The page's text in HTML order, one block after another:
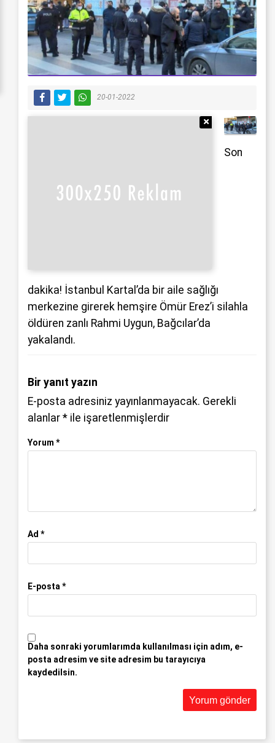
20-01-2022
Reklamı Gizle
Son
dakika! İstanbul Kartal’da bir aile sağlığı
merkezine girerek hemşire Ömür Erez’i silahla
öldüren zanlı Rahmi Uygun, Bağcılar’da
yakalandı.
Bir yanıt yazın
E-posta adresiniz yayınlanmayacak. Gerekli
alanlar * ile işaretlenmişlerdir
Yorum *
Ad *
E-posta *
Daha sonraki yorumlarımda kullanılması için adım, e-
posta adresim ve site adresim bu tarayıcıya
kaydedilsin.